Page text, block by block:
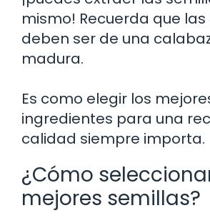
mismo! Recuerda que
deben ser de una
madura.
Es como elegir los
ingredientes para una
calidad siempre importa.
¿Cómo
mejores semillas?